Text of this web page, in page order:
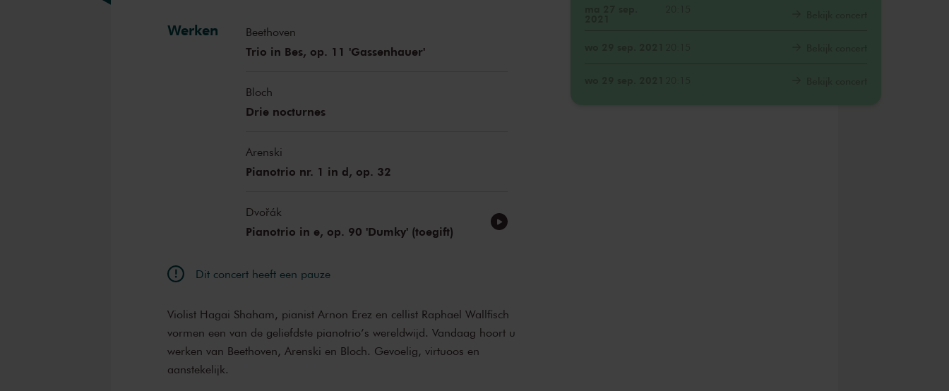
Werken Beethoven
Trio in Bes, op. 11 'Gassenhauer'
Bloch
Drie nocturnes
Arenski
Pianotrio nr. 1 in d, op. 32
Dvořák
Pianotrio in e, op. 90 'Dumky' (toegift)
Dit concert heeft een pauze
Violist Hagai Shaham, pianist Arnon Erez en cellist Raphael Wallfisch
vormen een van de geliefdste pianotrio’s wereldwijd. Vandaag hoort u
werken van Beethoven, Arenski en Bloch. Gevoelig, virtuoos en
aanstekelijk.